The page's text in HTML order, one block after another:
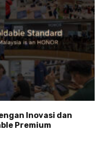
Inovasi dan
Premium